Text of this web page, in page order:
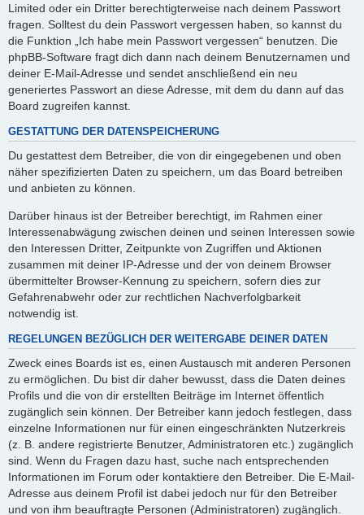
Limited oder ein Dritter berechtigterweise nach deinem Passwort
fragen. Solltest du dein Passwort vergessen haben, so kannst du
die Funktion „Ich habe mein Passwort vergessen“ benutzen. Die
phpBB-Software fragt dich dann nach deinem Benutzernamen und
deiner E-Mail-Adresse und sendet anschließend ein neu
generiertes Passwort an diese Adresse, mit dem du dann auf das
Board zugreifen kannst.
GESTATTUNG DER DATENSPEICHERUNG
Du gestattest dem Betreiber, die von dir eingegebenen und oben
näher spezifizierten Daten zu speichern, um das Board betreiben
und anbieten zu können.
Darüber hinaus ist der Betreiber berechtigt, im Rahmen einer
Interessenabwägung zwischen deinen und seinen Interessen sowie
den Interessen Dritter, Zeitpunkte von Zugriffen und Aktionen
zusammen mit deiner IP-Adresse und der von deinem Browser
übermittelter Browser-Kennung zu speichern, sofern dies zur
Gefahrenabwehr oder zur rechtlichen Nachverfolgbarkeit
notwendig ist.
REGELUNGEN BEZÜGLICH DER WEITERGABE DEINER DATEN
Zweck eines Boards ist es, einen Austausch mit anderen Personen
zu ermöglichen. Du bist dir daher bewusst, dass die Daten deines
Profils und die von dir erstellten Beiträge im Internet öffentlich
zugänglich sein können. Der Betreiber kann jedoch festlegen, dass
einzelne Informationen nur für einen eingeschränkten Nutzerkreis
(z. B. andere registrierte Benutzer, Administratoren etc.) zugänglich
sind. Wenn du Fragen dazu hast, suche nach entsprechenden
Informationen im Forum oder kontaktiere den Betreiber. Die E-Mail-
Adresse aus deinem Profil ist dabei jedoch nur für den Betreiber
und von ihm beauftragte Personen (Administratoren) zugänglich.